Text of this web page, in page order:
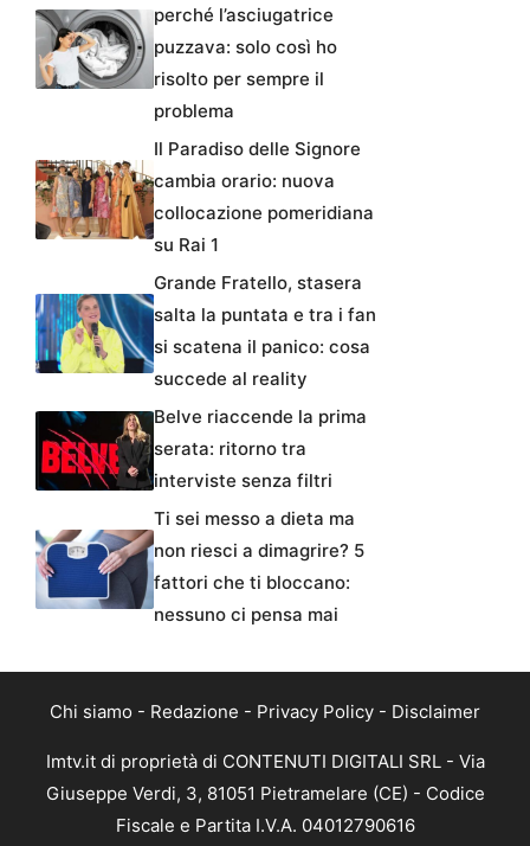
perché l’asciugatrice
puzzava: solo così ho
risolto per sempre il
problema
Il Paradiso delle Signore
cambia orario: nuova
collocazione pomeridiana
su Rai 1
Grande Fratello, stasera
salta la puntata e tra i fan
si scatena il panico: cosa
succede al reality
Belve riaccende la prima
serata: ritorno tra
interviste senza filtri
Ti sei messo a dieta ma
non riesci a dimagrire? 5
fattori che ti bloccano:
nessuno ci pensa mai
Chi siamo - Redazione - Privacy Policy - Disclaimer
Imtv.it di proprietà di CONTENUTI DIGITALI SRL - Via
Giuseppe Verdi, 3, 81051 Pietramelare (CE) - Codice
Fiscale e Partita I.V.A. 04012790616